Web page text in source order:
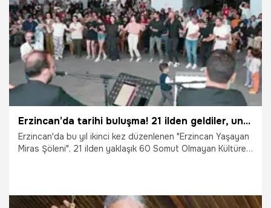
6.07.2026 Eskişehir
Erzincan’da tarihi buluşma! 21 ilden geldiler, unutulmaz izler bıraktılar
Erzincan'da bu yıl ikinci kez düzenlenen "Erzincan Yaşayan
Miras Şöleni", 21 ilden yaklaşık 60 Somut Olmayan Kültürel